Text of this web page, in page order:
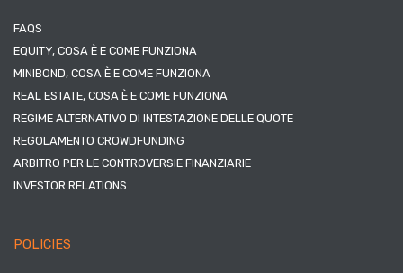
FAQS
EQUITY, COSA È E COME FUNZIONA
MINIBOND, COSA È E COME FUNZIONA
REAL ESTATE, COSA È E COME FUNZIONA
REGIME ALTERNATIVO DI INTESTAZIONE DELLE QUOTE
REGOLAMENTO CROWDFUNDING
ARBITRO PER LE CONTROVERSIE FINANZIARIE
INVESTOR RELATIONS
POLICIES